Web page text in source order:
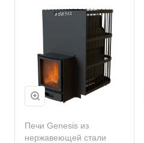
Печи Genesis из
нержавеющей стали